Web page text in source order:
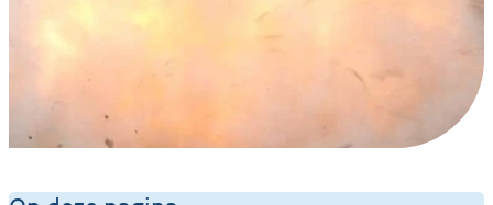
Forensisch onderzoek